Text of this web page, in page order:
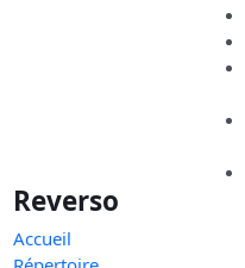
Reverso
Accueil